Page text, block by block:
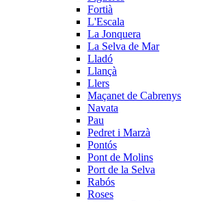
Fortià
L'Escala
La Jonquera
La Selva de Mar
Lladó
Llançà
Llers
Maçanet de Cabrenys
Navata
Pau
Pedret i Marzà
Pontós
Pont de Molins
Port de la Selva
Rabós
Roses